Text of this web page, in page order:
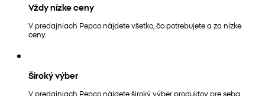
Vždy nízke ceny
V predajniach Pepco nájdete všetko, čo potrebujete a za nízke
ceny.
Široký výber
V predajniach Pepco nájdete široký výber produktov pre seba,